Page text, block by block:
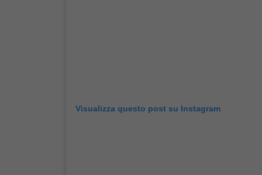
Visualizza questo post su Instagram